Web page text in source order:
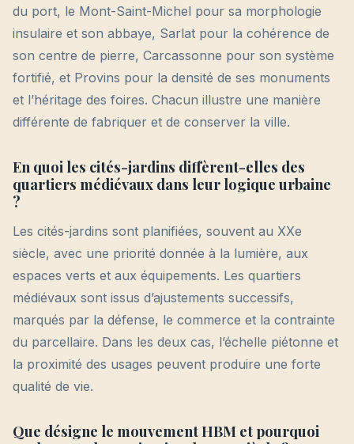
du port, le Mont-Saint-Michel pour sa morphologie
insulaire et son abbaye, Sarlat pour la cohérence de
son centre de pierre, Carcassonne pour son système
fortifié, et Provins pour la densité de ses monuments
et l’héritage des foires. Chacun illustre une manière
différente de fabriquer et de conserver la ville.
En quoi les cités-jardins diffèrent-elles des
quartiers médiévaux dans leur logique urbaine
?
Les cités-jardins sont planifiées, souvent au XXe
siècle, avec une priorité donnée à la lumière, aux
espaces verts et aux équipements. Les quartiers
médiévaux sont issus d’ajustements successifs,
marqués par la défense, le commerce et la contrainte
du parcellaire. Dans les deux cas, l’échelle piétonne et
la proximité des usages peuvent produire une forte
qualité de vie.
Que désigne le mouvement HBM et pourquoi